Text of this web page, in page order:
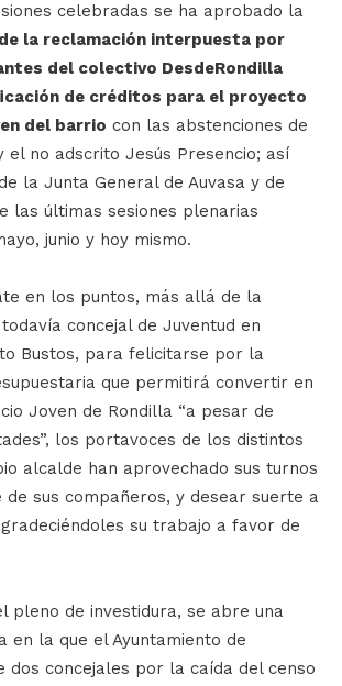
celebradas se ha aprobado la
la reclamación interpuesta por
del colectivo DesdeRondilla
de créditos para el proyecto
del barrio con las abstenciones de
el no adscrito Jesús Presencio; así
la Junta General de Auvasa y de
las últimas sesiones plenarias
junio y hoy mismo.
en los puntos, más allá de la
concejal de Juventud en
Bustos, para felicitarse por la
que permitirá convertir en
Joven de Rondilla “a pesar de
los portavoces de los distintos
alcalde han aprovechado sus turnos
de sus compañeros, y desear suerte a
su trabajo a favor de
pleno de investidura, se abre una
en la que el Ayuntamiento de
dos concejales por la caída del censo